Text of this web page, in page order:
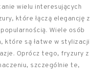
wielu interesujących
które łączą elegancję z
Wiele osób
które są łatwe w stylizacji
Oprócz tego, fryzury z
szczególnie te,